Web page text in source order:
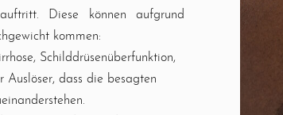
Diese können aufgrund
kommen:
Schilddrüsenüberfunktion,
Auslöser, dass die besagten